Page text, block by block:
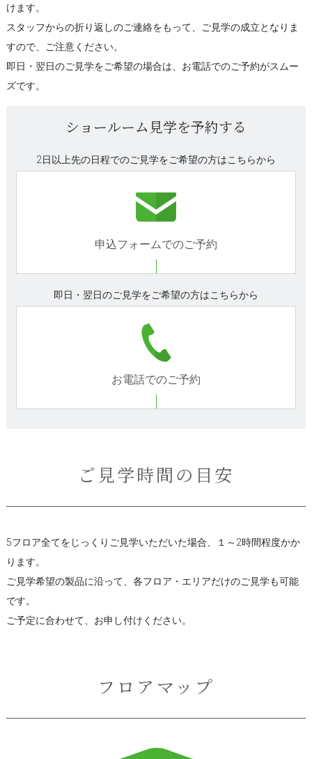
けます。
スタッフからの折り返しのご連絡をもって、ご見学の成立となりま
すので、ご注意ください。
即日・翌日のご見学をご希望の場合は、お電話でのご予約がスムー
ズです。
ショールーム見学を予約する
2日以上先の日程でのご見学をご希望の方はこちらから
申込フォームでのご予約
即日・翌日のご見学をご希望の方はこちらから
お電話でのご予約
ご見学時間の目安
5フロア全てをじっくりご見学いただいた場合、１～2時間程度かか
ります。
ご見学希望の製品に沿って、各フロア・エリアだけのご見学も可能
です。
ご予定に合わせて、お申し付けください。
フロアマップ